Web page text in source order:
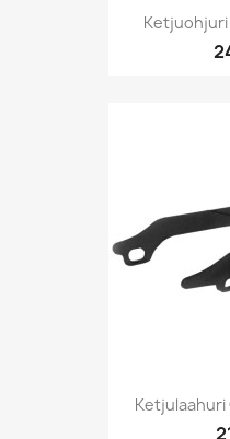
Ketjuohjuri
Ketjulaahuri